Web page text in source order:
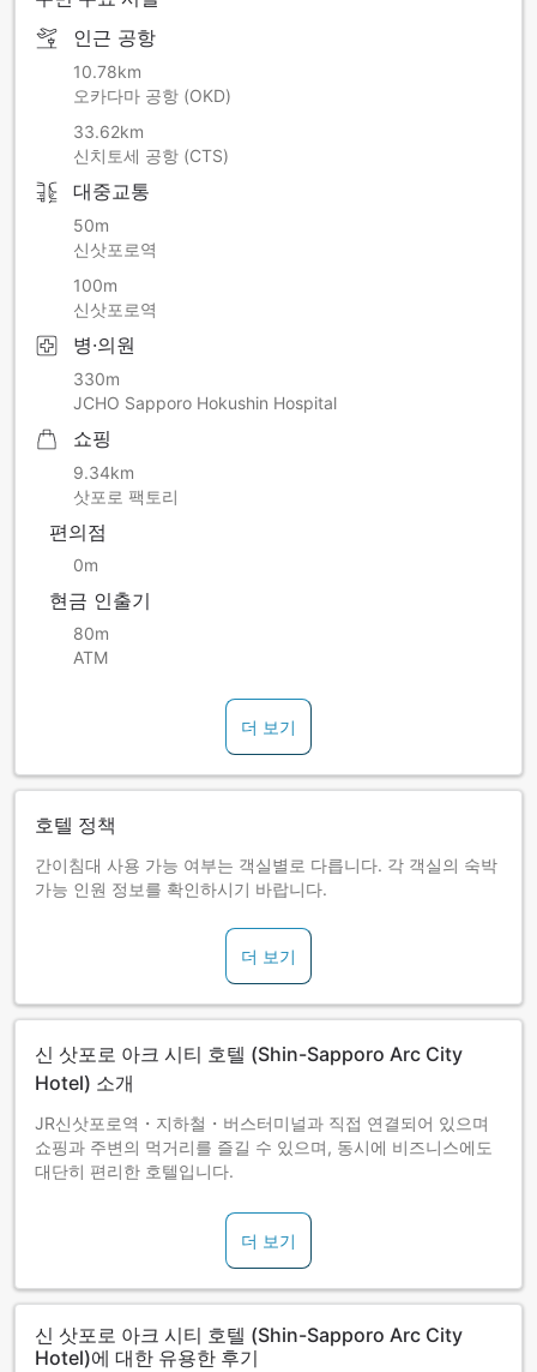
됩니다
엘리베이터 운행 정지
공조설비 운행 정지
2층 로비의 로손 휴업 ※오전 0:00～오전 4:00 동안 휴업 예정
인근 공항
10.78km
오카다마 공항 (OKD)
33.62km
신치토세 공항 (CTS)
대중교통
50m
신삿포로역
100m
신삿포로역
병·의원
330m
JCHO Sapporo Hokushin Hospital
쇼핑
9.34km
삿포로 팩토리
편의점
0m
현금 인출기
80m
ATM
더 보기
호텔 정책
간이침대 사용 가능 여부는 객실별로 다릅니다. 각 객실의 숙박
가능 인원 정보를 확인하시기 바랍니다.
더 보기
신 삿포로 아크 시티 호텔 (Shin-Sapporo Arc City
Hotel) 소개
JR신삿포로역・지하철・버스터미널과 직접 연결되어 있으며
쇼핑과 주변의 먹거리를 즐길 수 있으며, 동시에 비즈니스에도
대단히 편리한 호텔입니다.
더 보기
신 삿포로 아크 시티 호텔 (Shin-Sapporo Arc City
Hotel)에 대한 유용한 후기